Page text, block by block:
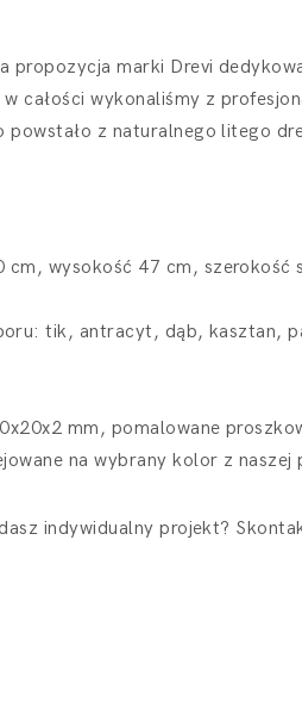
propozycja marki Drevi
całości wykonaliśmy z
powstało z naturalnego litego
cm, wysokość 47 cm,
tik, antracyt, dąb, kasztan,
mm, pomalowane
na wybrany kolor z naszej
indywidualny projekt?